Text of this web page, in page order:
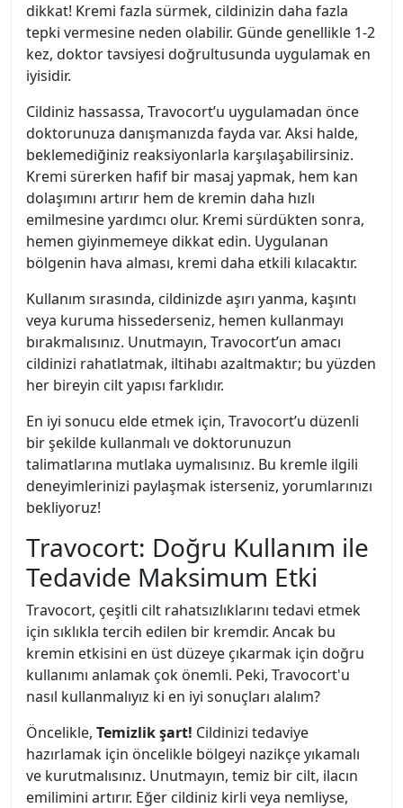
dikkat! Kremi fazla sürmek, cildinizin daha fazla
tepki vermesine neden olabilir. Günde genellikle 1-2
kez, doktor tavsiyesi doğrultusunda uygulamak en
iyisidir.
Cildiniz hassassa, Travocort’u uygulamadan önce
doktorunuza danışmanızda fayda var. Aksi halde,
beklemediğiniz reaksiyonlarla karşılaşabilirsiniz.
Kremi sürerken hafif bir masaj yapmak, hem kan
dolaşımını artırır hem de kremin daha hızlı
emilmesine yardımcı olur. Kremi sürdükten sonra,
hemen giyinmemeye dikkat edin. Uygulanan
bölgenin hava alması, kremi daha etkili kılacaktır.
Kullanım sırasında, cildinizde aşırı yanma, kaşıntı
veya kuruma hissederseniz, hemen kullanmayı
bırakmalısınız. Unutmayın, Travocort’un amacı
cildinizi rahatlatmak, iltihabı azaltmaktır; bu yüzden
her bireyin cilt yapısı farklıdır.
En iyi sonucu elde etmek için, Travocort’u düzenli
bir şekilde kullanmalı ve doktorunuzun
talimatlarına mutlaka uymalısınız. Bu kremle ilgili
deneyimlerinizi paylaşmak isterseniz, yorumlarınızı
bekliyoruz!
Travocort: Doğru Kullanım ile
Tedavide Maksimum Etki
Travocort, çeşitli cilt rahatsızlıklarını tedavi etmek
için sıklıkla tercih edilen bir kremdir. Ancak bu
kremin etkisini en üst düzeye çıkarmak için doğru
kullanımı anlamak çok önemli. Peki, Travocort'u
nasıl kullanmalıyız ki en iyi sonuçları alalım?
Öncelikle, Temizlik şart! Cildinizi tedaviye
hazırlamak için öncelikle bölgeyi nazikçe yıkamalı
ve kurutmalısınız. Unutmayın, temiz bir cilt, ilacın
emilimini artırır. Eğer cildiniz kirli veya nemliyse,